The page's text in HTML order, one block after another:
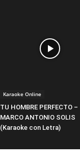
Karaoke Online
TU HOMBRE PERFECTO –
MARCO ANTONIO SOLIS
(Karaoke con Letra)